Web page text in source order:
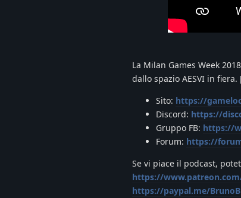
La Milan Games Week
dallo spazio AESVI in fiera.
Sito: https://
Discord: https://
Gruppo FB: https://
Forum: https://
Se vi piace il podcast,
https://
https://paypal.me/BrunoB